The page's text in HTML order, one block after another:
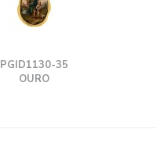
PGID1130-35
OURO